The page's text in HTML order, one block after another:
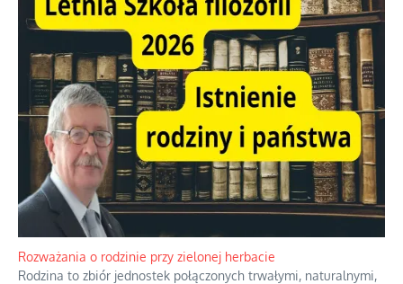
Bezobsługowe muzeum objawień w Alpach
Boże, nikt tego nie pilnuje, nic kompletnie....